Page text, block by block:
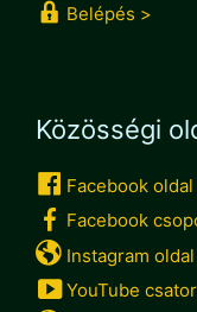
Belépés >
Közösségi
Facebook oldal
Facebook
Instagram
YouTube